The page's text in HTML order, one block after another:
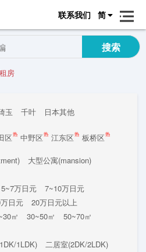
联系我们 简
搜索
房
玉 千叶 日本其他
区热 中野区热 江东区热 板桥区热
区 杉并区 中央区
千代田区
昭岛市 八王子市
町田市
三鹰市
大型公寓(mansion)
5~7万日元
7~10万日元
日元
20万日元以上
㎡ 30~50㎡
50~70㎡
1LDK)
二居室(2DK/2LDK)